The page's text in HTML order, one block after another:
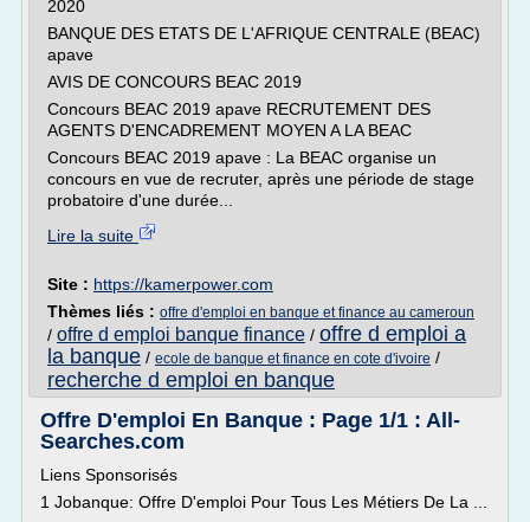
2020
BANQUE DES ETATS DE L'AFRIQUE CENTRALE (BEAC)
apave
AVIS DE CONCOURS BEAC 2019
Concours BEAC 2019 apave RECRUTEMENT DES
AGENTS D'ENCADREMENT MOYEN A LA BEAC
Concours BEAC 2019 apave : La BEAC organise un
concours en vue de recruter, après une période de stage
probatoire d'une durée...
Lire la suite
Site : https://kamerpower.com
Thèmes liés : offre d'emploi en banque et finance au cameroun
/ offre d emploi banque finance / offre d emploi a
la banque / ecole de banque et finance en cote d'ivoire /
recherche d emploi en banque
Offre D'emploi En Banque : Page 1/1 : All-
Searches.com
Liens Sponsorisés
1 Jobanque: Offre D'emploi Pour Tous Les Métiers De La ...